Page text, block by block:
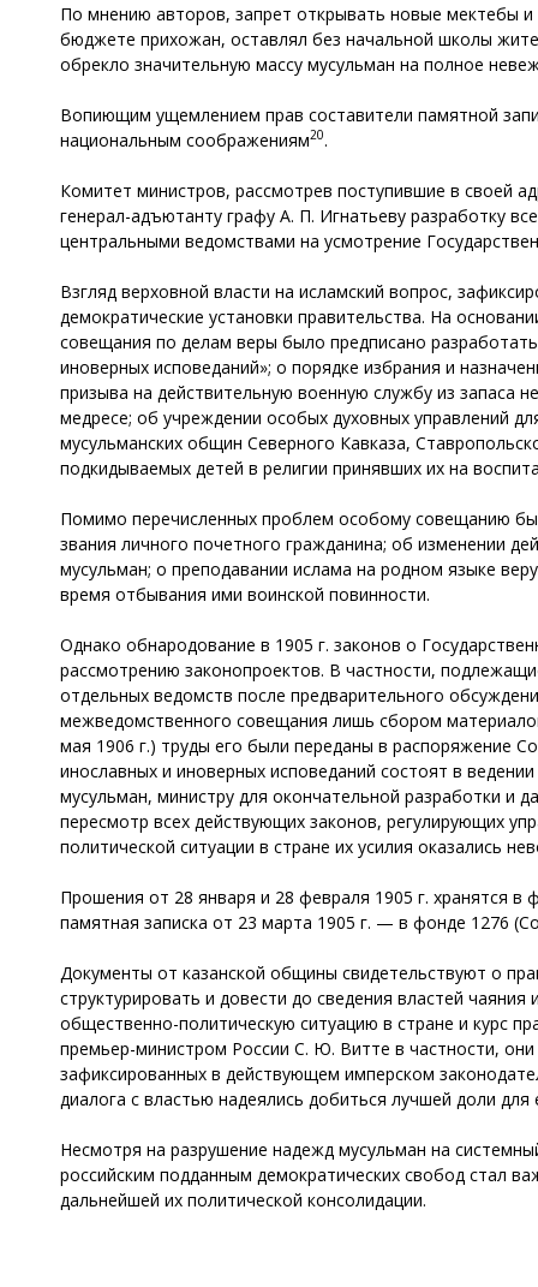
По мнению авторов, запрет открывать новые мектебы и
бюджете прихожан, оставлял без начальной школы
обрекло значительную массу мусульман на полное
Вопиющим ущемлением прав составители памятной
национальным соображениям20.
Комитет министров, рассмотрев поступившие в своей
генерал-адъютанту графу А. П. Игнатьеву разработку
центральными ведомствами на усмотрение
Взгляд верховной власти на исламский вопрос,
демократические установки правительства. На
совещания по делам веры было предписано
иноверных исповеданий»; о порядке избрания и
призыва на действительную военную службу из запаса
медресе; об учреждении особых духовных управлений
мусульманских общин Северного Кавказа,
подкидываемых детей в религии принявших их на
Помимо перечисленных проблем особому совещанию
звания личного почетного гражданина; об изменении
мусульман; о преподавании ислама на родном языке
время отбывания ими воинской повинности.
Однако обнародование в 1905 г. законов о
рассмотрению законопроектов. В частности,
отдельных ведомств после предварительного
межведомственного совещания лишь сбором
мая 1906 г.) труды его были переданы в распоряжение
инославных и иноверных исповеданий состоят в
мусульман, министру для окончательной разработки и
пересмотр всех действующих законов, регулирующих
политической ситуации в стране их усилия оказались
Прошения от 28 января и 28 февраля 1905 г. хранятся
памятная записка от 23 марта 1905 г. — в фонде 1276
Документы от казанской общины свидетельствуют о
структурировать и довести до сведения властей
общественно-политическую ситуацию в стране и курс
премьер-министром России С. Ю. Витте в частности,
зафиксированных в действующем имперском
диалога с властью надеялись добиться лучшей доли для
Несмотря на разрушение надежд мусульман на
российским подданным демократических свобод стал
дальнейшей их политической консолидации.